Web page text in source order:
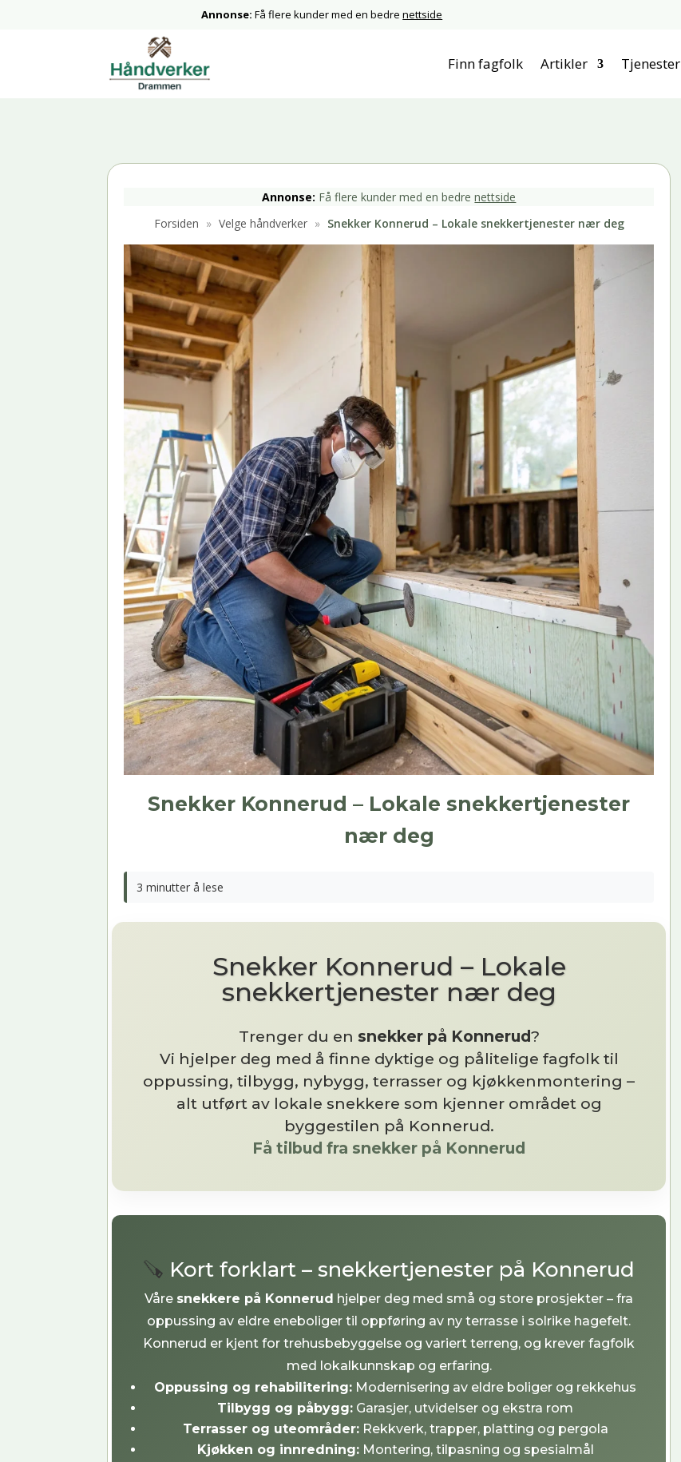
Annonse:Få flere kunder med en bedrenettside
Finn fagfolk Artikler Tjenester
Annonse: Få flere kunder med en bedre nettside
Forsiden » Velge håndverker » Snekker Konnerud – Lokale snekkertjenester nær deg
Snekker Konnerud – Lokale snekkertjenester
nær deg
3 minutter å lese
Snekker Konnerud – Lokale
snekkertjenester nær deg
Trenger du en snekker på Konnerud?
Vi hjelper deg med å finne dyktige og pålitelige fagfolk til
oppussing, tilbygg, nybygg, terrasser og kjøkkenmontering –
alt utført av lokale snekkere som kjenner området og
byggestilen på Konnerud.
Få tilbud fra snekker på Konnerud
🪚 Kort forklart – snekkertjenester på Konnerud
Våre snekkere på Konnerud hjelper deg med små og store prosjekter – fra
oppussing av eldre eneboliger til oppføring av ny terrasse i solrike hagefelt.
Konnerud er kjent for trehusbebyggelse og variert terreng, og krever fagfolk
med lokalkunnskap og erfaring.
Oppussing og rehabilitering: Modernisering av eldre boliger og rekkehus
Tilbygg og påbygg: Garasjer, utvidelser og ekstra rom
Terrasser og uteområder:Rekkverk, trapper, platting og pergola
Kjøkken og innredning:Montering, tilpasning og spesialmål